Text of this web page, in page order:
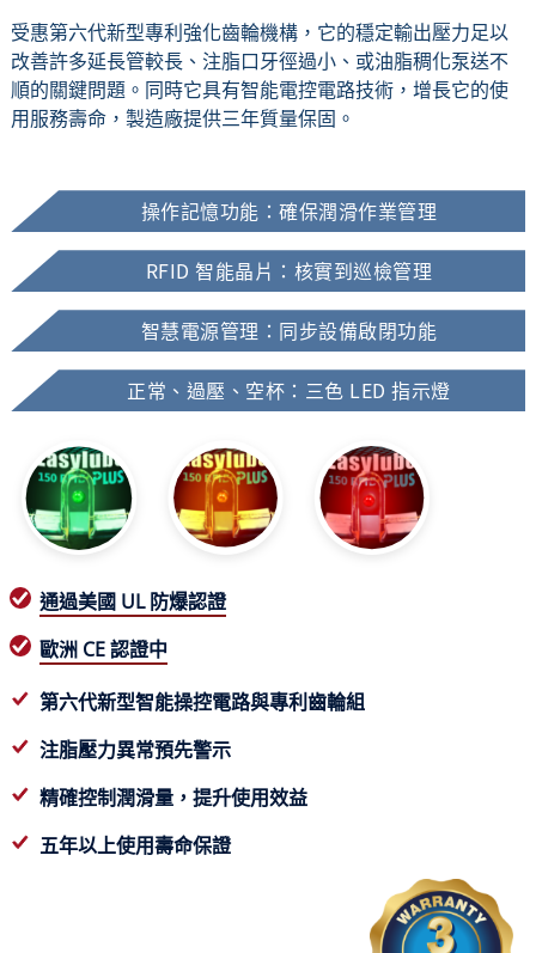
受惠第六代新型專利強化齒輪機構，它的穩定輸出壓力足以
改善許多延長管較長、注脂口牙徑過小、或油脂稠化泵送不
順的關鍵問題。同時它具有智能電控電路技術，增長它的使
用服務壽命，製造廠提供三年質量保固。
操作記憶功能：確保潤滑作業管理
RFID 智能晶片：核實到巡檢管理
智慧電源管理：同步設備啟閉功能
正常、過壓、空杯：三色 LED 指示燈
通過美國 UL 防爆認證
歐洲 CE 認證中
第六代新型智能操控電路與專利齒輪組
注脂壓力異常預先警示
精確控制潤滑量，提升使用效益
五年以上使用壽命保證